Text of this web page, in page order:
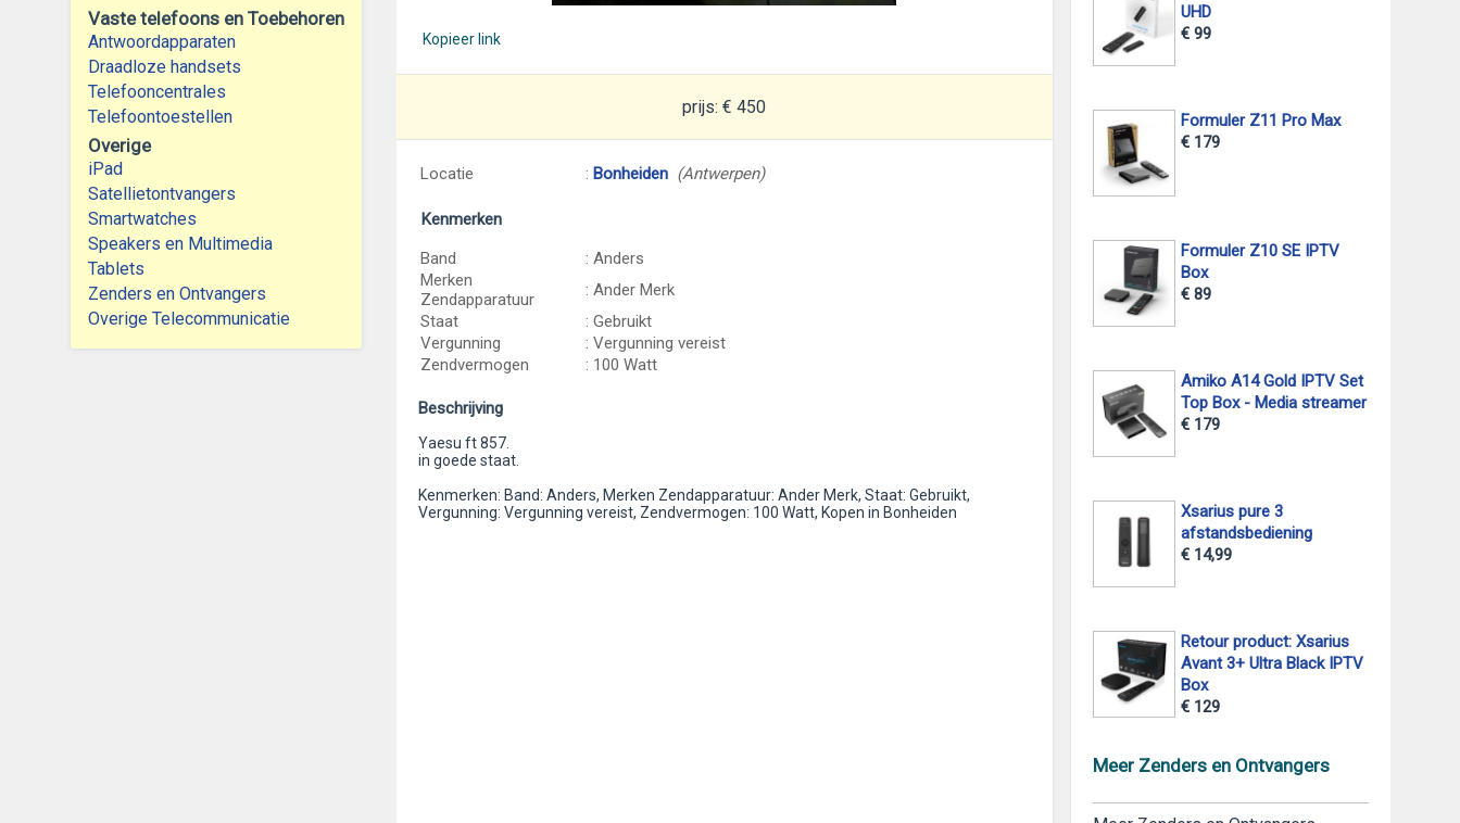
Vaste telefoons en Toebehoren
Antwoordapparaten
Draadloze handsets
Telefooncentrales
Telefoontoestellen
Overige
iPad
Satellietontvangers
Smartwatches
Speakers en Multimedia
Tablets
Zenders en Ontvangers
Overige Telecommunicatie
Kopieer link
prijs: € 450
Locatie : Bonheiden (Antwerpen)
Kenmerken
Band
: Anders
Merken
Zendapparatuur
: Ander Merk
Staat
: Gebruikt
Vergunning
: Vergunning vereist
Zendvermogen
: 100 Watt
Beschrijving
Yaesu ft 857.
in goede staat.
Kenmerken: Band: Anders, Merken Zendapparatuur: Ander Merk, Staat: Gebruikt,
Vergunning: Vergunning vereist, Zendvermogen: 100 Watt, Kopen in Bonheiden
UHD
€ 99
Formuler Z11 Pro Max
€ 179
Formuler Z10 SE IPTV
Box
€ 89
Amiko A14 Gold IPTV Set
Top Box - Media streamer
€ 179
Xsarius pure 3
afstandsbediening
€ 14,99
Retour product: Xsarius
Avant 3+ Ultra Black IPTV
Box
€ 129
Meer Zenders en Ontvangers